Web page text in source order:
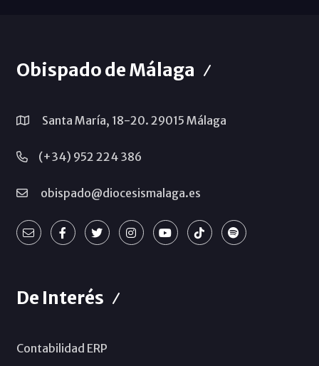
Obispado de Málaga
Santa María, 18-20. 29015 Málaga
(+34) 952 224 386
obispado@diocesismalaga.es
De Interés
Contabilidad ERP